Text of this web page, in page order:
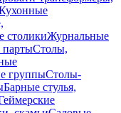
столикиЖурнальные
партыСтолы,
группыСтолы-
Барные стулья,